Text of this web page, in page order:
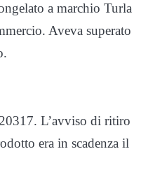
a marchio Turla
Aveva superato
L’avviso di ritiro
era in scadenza il